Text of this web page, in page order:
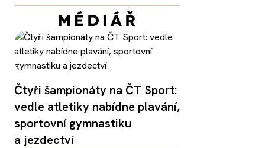
Čtyři šampionáty na ČT Sport:
vedle atletiky nabídne plavání,
sportovní gymnastiku
a jezdectví